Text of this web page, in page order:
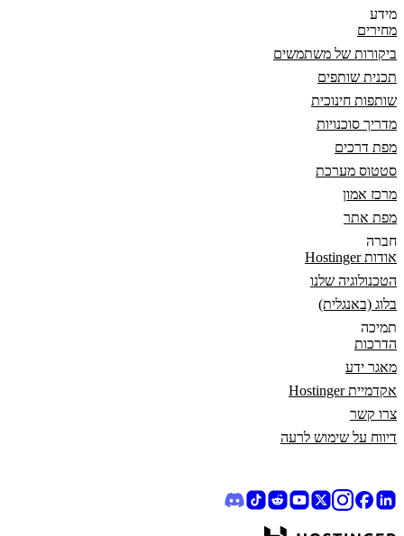
מידע
מחירים
ביקורות של משתמשים
תכנית שותפים
שותפות חינוכית
מדריך סוכנויות
מפת דרכים
סטטוס מערכת
מרכז אמון
מפת אתר
חברה
אודות Hostinger
הטכנולוגיה שלנו
בלוג (באנגלית)
תמיכה
הדרכות
מאגר ידע
אקדמיית Hostinger
צרו קשר
דיווח על שימוש לרעה